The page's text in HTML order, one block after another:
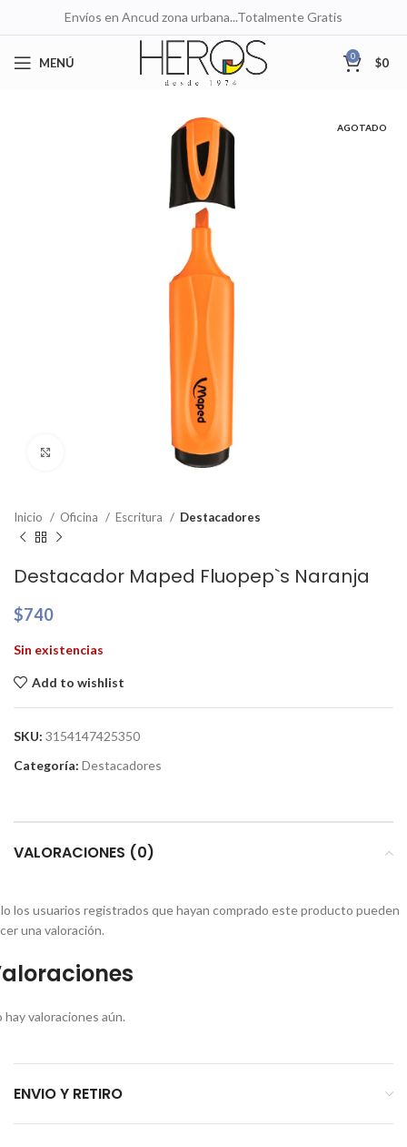
Envíos en Ancud zona urbana...Totalmente Gratis
MENÚ 0 $0
AGOTADO
Inicio Oficina Escritura Destacadores
Destacador Maped Fluopep`s Naranja
$740
Sin existencias
Add to wishlist
SKU: 3154147425350
Categoría: Destacadores
VALORACIONES (0)
hay valoraciones aún.
los usuarios registrados que hayan comprado este producto pueden
una valoración.
ENVIO Y RETIRO